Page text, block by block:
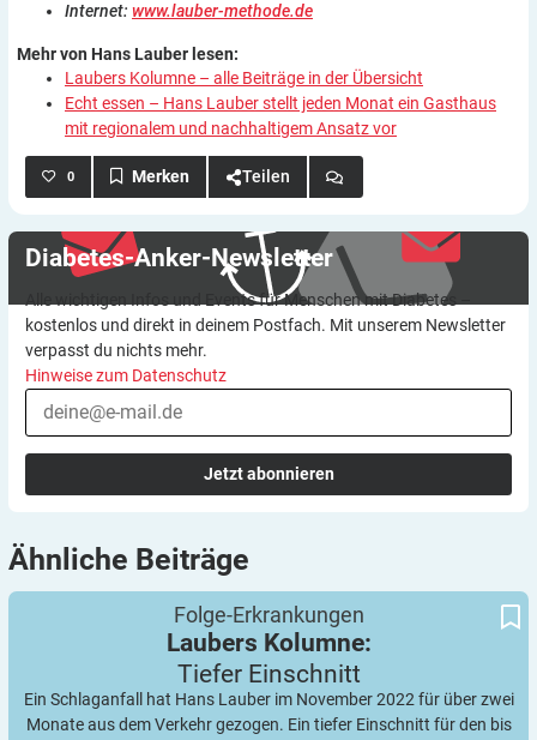
Internet: www.lauber-methode.de
Mehr von Hans Lauber lesen:
Laubers Kolumne – alle Beiträge in der Übersicht
Echt essen – Hans Lauber stellt jeden Monat ein Gasthaus
mit regionalem und nachhaltigem Ansatz vor
0 Teilen
Diabetes-Anker-Newsletter
Alle wichtigen Infos und Events für Menschen mit Diabetes –
kostenlos und direkt in deinem Postfach. Mit unserem Newsletter
verpasst du nichts mehr.
Hinweise zum Datenschutz
Jetzt abonnieren
Ähnliche Beiträge
Folge-Erkrankungen
Laubers Kolumne:
Tiefer Einschnitt
Ein Schlaganfall hat Hans Lauber im November 2022 für über zwei
Monate aus dem Verkehr gezogen. Ein tiefer Einschnitt für den bis